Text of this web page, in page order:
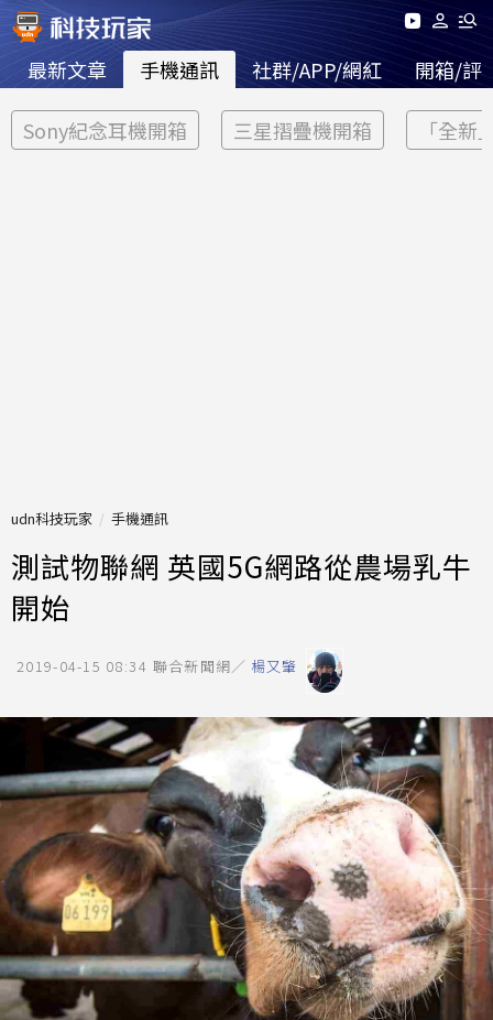
最新文章 手機通訊 社群/APP/網紅 開箱/評
Sony紀念耳機開箱 三星摺疊機開箱 「全新
udn科技玩家 手機通訊
測試物聯網 英國5G網路從農場乳牛
開始
2019-04-15 08:34 聯合新聞網／ 楊又肇